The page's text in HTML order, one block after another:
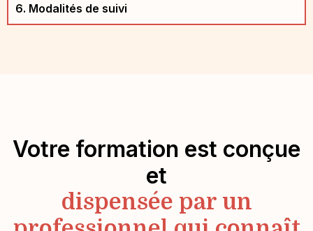
6. Modalités de suivi
Votre formation est conçue
et
dispensée par un